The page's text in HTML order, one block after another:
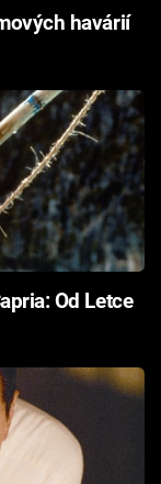
havárií
Od Letce